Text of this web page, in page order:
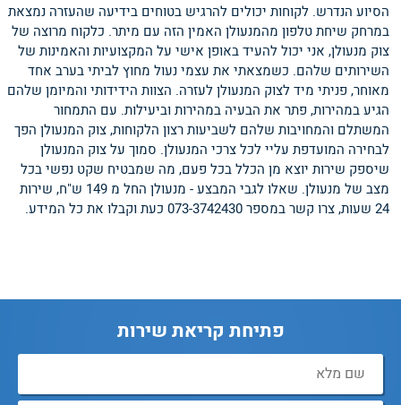
הסיוע הנדרש. לקוחות יכולים להרגיש בטוחים בידיעה שהעזרה נמצאת
במרחק שיחת טלפון מהמנעולן האמין הזה עם מיתר. כלקוח מרוצה של
צוק מנעולן, אני יכול להעיד באופן אישי על המקצועיות והאמינות של
השירותים שלהם. כשמצאתי את עצמי נעול מחוץ לביתי בערב אחד
מאוחר, פניתי מיד לצוק המנעולן לעזרה. הצוות הידידותי והמיומן שלהם
הגיע במהירות, פתר את הבעיה במהירות וביעילות. עם התמחור
המשתלם והמחויבות שלהם לשביעות רצון הלקוחות, צוק המנעולן הפך
לבחירה המועדפת עליי לכל צרכי המנעולן. סמוך על צוק המנעולן
שיספק שירות יוצא מן הכלל בכל פעם, מה שמבטיח שקט נפשי בכל
מצב של מנעולן. שאלו לגבי המבצע - מנעולן החל מ 149 ש"ח, שירות
24 שעות, צרו קשר במספר 073-3742430 כעת וקבלו את כל המידע.
פתיחת קריאת שירות